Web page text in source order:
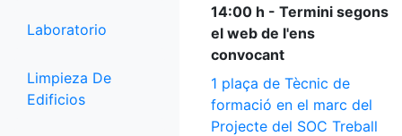
Laboratorio
Limpieza De
Edificios
14:00 h - Termini segons
el web de l'ens
convocant
1 plaça de Tècnic de
formació en el marc del
Projecte del SOC Treball